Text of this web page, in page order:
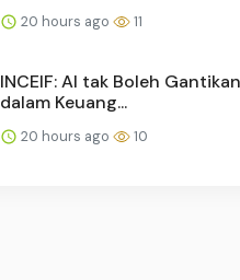
20 hours ago 11
INCEIF: AI tak Boleh
dalam Keuang...
20 hours ago 10